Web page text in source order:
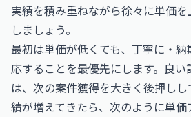
実績を積み重ねながら徐々に単価
しましょう。
最初は単価が低くても、丁寧に・
応することを最優先にします。良
は、次の案件獲得を大きく後押し
績が増えてきたら、次のように単価